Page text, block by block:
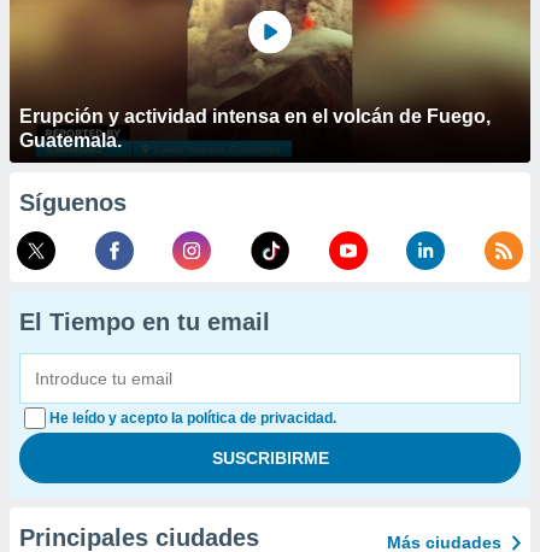
Erupción y actividad intensa en el volcán de Fuego,
Guatemala.
Síguenos
El Tiempo en tu email
He leído y acepto la política de privacidad.
Principales ciudades Más ciudades